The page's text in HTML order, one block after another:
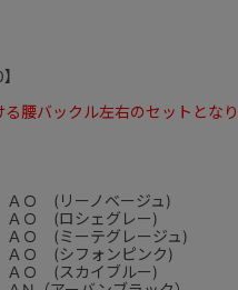
腰バックル左右のセットとな
Ｏ (リーノベージュ)
Ｏ (ロシェグレー)
Ｏ (ミーテグレージュ)
Ｏ (シフォンピンク)
Ｏ (スカイブルー)